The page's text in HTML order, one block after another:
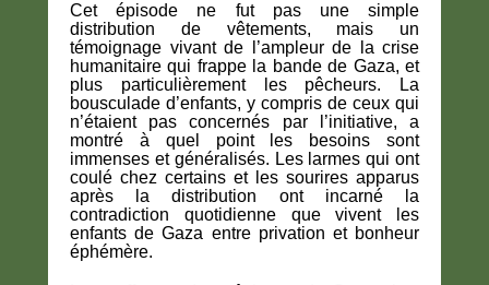
Cet épisode ne fut pas une simple
distribution de vêtements, mais un
témoignage vivant de l’ampleur de la crise
humanitaire qui frappe la bande de Gaza, et
plus particulièrement les pêcheurs. La
bousculade d’enfants, y compris de ceux qui
n’étaient pas concernés par l’initiative, a
montré à quel point les besoins sont
immenses et généralisés. Les larmes qui ont
coulé chez certains et les sourires apparus
après la distribution ont incarné la
contradiction quotidienne que vivent les
enfants de Gaza entre privation et bonheur
éphémère.